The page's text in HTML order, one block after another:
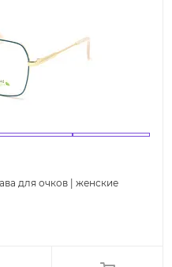
для очков | женские